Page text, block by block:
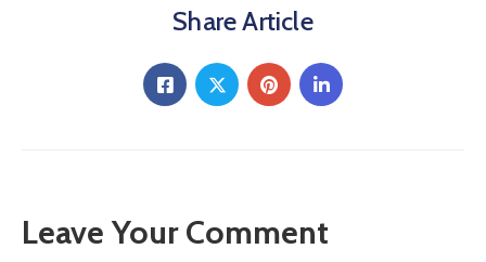
&
Culture
Share Article
Leave Your Comment